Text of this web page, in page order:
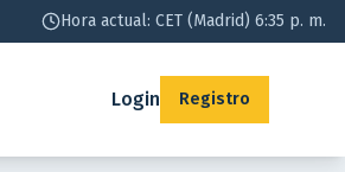
Hora actual: CET (Madrid) 6:35 p. m.
Login Registro